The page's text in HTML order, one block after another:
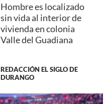
Hombre es localizado
sin vida al interior de
vivienda en colonia
Valle del Guadiana
REDACCIÓN EL SIGLO DE
DURANGO